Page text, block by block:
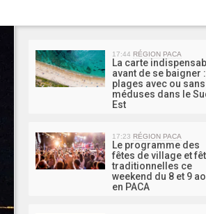
17:44 RÉGION PACA
La carte
avant de se baigner
plages avec ou sans
méduses dans le
Est
17:23 RÉGION PACA
Le programme des
fêtes de village et
traditionnelles ce
weekend du 8 et 9
en PACA